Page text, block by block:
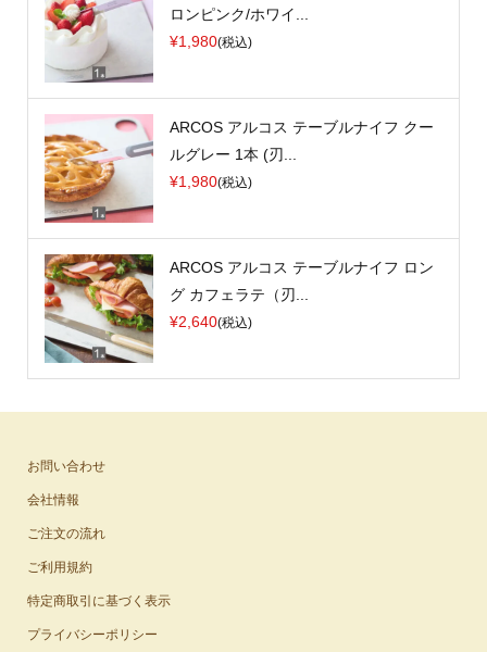
ロンピンク/ホワイ...
¥1,980(税込)
ARCOS アルコス テーブルナイフ クー
ルグレー 1本 (刃...
¥1,980(税込)
ARCOS アルコス テーブルナイフ ロン
グ カフェラテ（刃...
¥2,640(税込)
お問い合わせ
会社情報
ご注文の流れ
ご利用規約
特定商取引に基づく表示
プライバシーポリシー